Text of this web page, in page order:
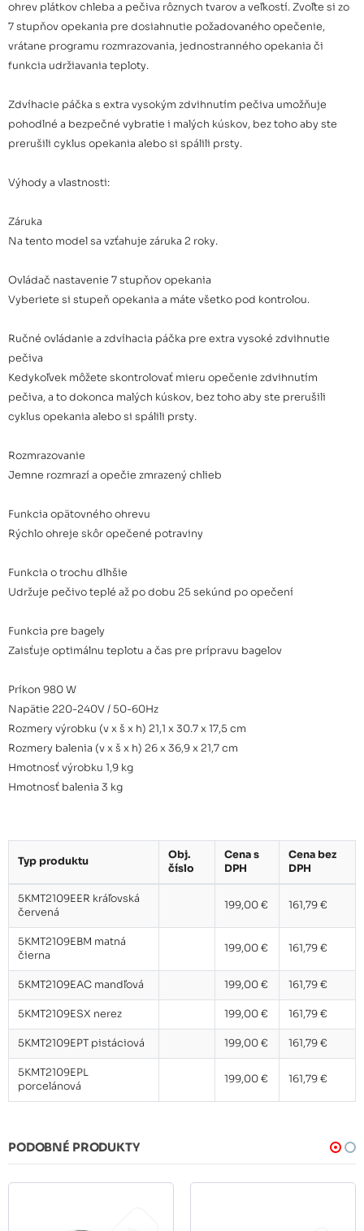
5KMT2109ESX nerez 199,00 €
ohrev plátkov chleba a pečiva rôznych tvarov a veľkostí. Zvoľte si zo
7 stupňov opekania pre dosiahnutie požadovaného opečenie,
vrátane programu rozmrazovania, jednostranného opekania či
funkcia udržiavania teploty.
Zdvíhacie páčka s extra vysokým zdvihnutím pečiva umožňuje
pohodlné a bezpečné vybratie i malých kúskov, bez toho aby ste
prerušili cyklus opekania alebo si spálili prsty.
Výhody a vlastnosti:
Záruka
Na tento model sa vzťahuje záruka 2 roky.
Ovládač nastavenie 7 stupňov opekania
Vyberiete si stupeň opekania a máte všetko pod kontrolou.
Ručné ovládanie a zdvíhacia páčka pre extra vysoké zdvihnutie
pečiva
Kedykoľvek môžete skontrolovať mieru opečenie zdvihnutím
pečiva, a to dokonca malých kúskov, bez toho aby ste prerušili
cyklus opekania alebo si spálili prsty.
Rozmrazovanie
Jemne rozmrazí a opečie zmrazený chlieb
Funkcia opätovného ohrevu
Rýchlo ohreje skôr opečené potraviny
Funkcia o trochu dlhšie
Udržuje pečivo teplé až po dobu 25 sekúnd po opečení
Funkcia pre bagely
Zaisťuje optimálnu teplotu a čas pre prípravu bagelov
Príkon 980 W
Napätie 220-240V / 50-60Hz
Rozmery výrobku (v x š x h) 21,1 x 30.7 x 17,5 cm
Rozmery balenia (v x š x h) 26 x 36,9 x 21,7 cm
Hmotnosť výrobku 1,9 kg
Hmotnosť balenia 3 kg
Typ produktu
Obj.
číslo
Cena s
DPH
Cena bez
DPH
5KMT2109EER kráľovská
červená
199,00 € 161,79 €
5KMT2109EBM matná
čierna
199,00 € 161,79 €
5KMT2109EAC mandľová 199,00 € 161,79 €
5KMT2109ESX nerez 199,00 € 161,79 €
5KMT2109EPT pistáciová 199,00 € 161,79 €
5KMT2109EPL
porcelánová
199,00 € 161,79 €
PODOBNÉ PRODUKTY